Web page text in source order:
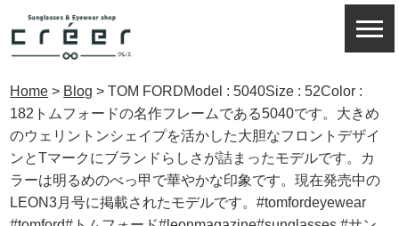
Home > Blog >TOM FORDModel : 5040Size : 52Color :
182トムフォードの名作フレームである5040です。大きめ
のウェリントンシェイプを活かした大胆なフロントデザイ
ンとTマークにブランドらしさが詰まったモデルです。カ
ラーは明るめのべっ甲で華やかな印象です。現在発売中の
LEON3月号に掲載されたモデルです。#tomfordeyewear